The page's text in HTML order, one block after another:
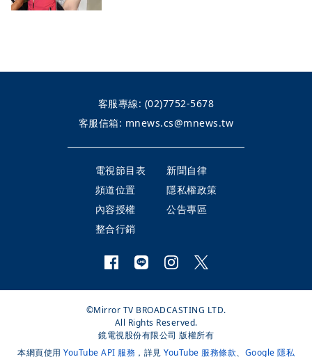
客服專線: (02)7752-5678
客服信箱: mnews.cs@mnews.tw
電視節目表
新聞自律
頻道位置
隱私權政策
內容授權
公告專區
整合行銷
©Mirror TV BROADCASTING LTD.
All Rights Reserved.
鏡電視股份有限公司 版權所有
本網頁使用 YouTube API 服務 ，詳見 YouTube 服務條款、 Google 隱私